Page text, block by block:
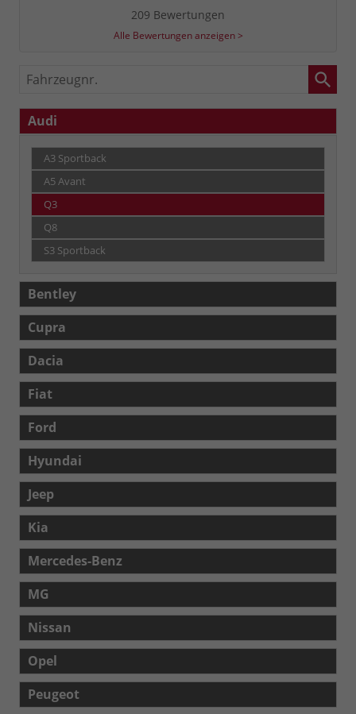
209 Bewertungen
Alle Bewertungen anzeigen >
Fahrzeugnr.
Audi
A3 Sportback
A5 Avant
Q3
Q8
S3 Sportback
Bentley
Cupra
Dacia
Fiat
Ford
Hyundai
Jeep
Kia
Mercedes-Benz
MG
Nissan
Opel
Peugeot